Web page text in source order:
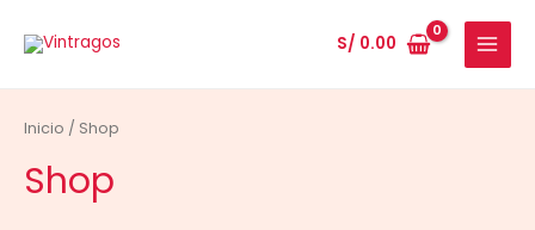
S/ 0.00
MAIN
Inicio / Shop
Shop